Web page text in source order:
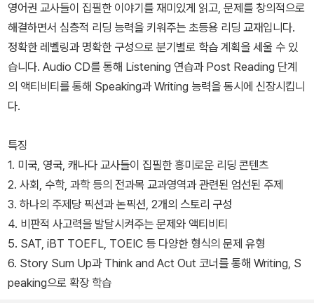
영어권 교사들이 집필한 이야기를 재미있게 읽고, 문제를 창의적으로
해결하면서 심층적 리딩 능력을 키워주는 초등용 리딩 교재입니다.
정확한 레벨링과 명확한 구성으로 분기별로 학습 계획을 세울 수 있
습니다. Audio CD를 통해 Listening 연습과 Post Reading 단계
의 액티비티를 통해 Speaking과 Writing 능력을 동시에 신장시킵니
다.
특징
1. 미국, 영국, 캐나다 교사들이 집필한 흥미로운 리딩 콘텐츠
2. 사회, 수학, 과학 등의 전과목 교과영역과 관련된 엄선된 주제
3. 하나의 주제당 픽션과 논픽션, 2개의 스토리 구성
4. 비판적 사고력을 발달시켜주는 문제와 액티비티
5. SAT, iBT TOEFL, TOEIC 등 다양한 형식의 문제 유형
6. Story Sum Up과 Think and Act Out 코너를 통해 Writing, S
peaking으로 확장 학습